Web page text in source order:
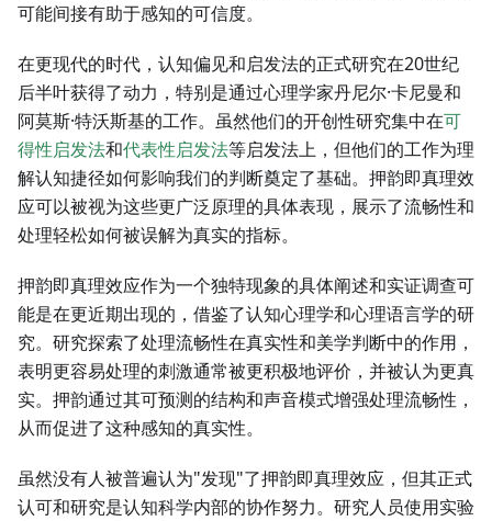
可能间接有助于感知的可信度。
在更现代的时代，认知偏见和启发法的正式研究在20世纪
后半叶获得了动力，特别是通过心理学家丹尼尔·卡尼曼和
阿莫斯·特沃斯基的工作。虽然他们的开创性研究集中在可
得性启发法和代表性启发法等启发法上，但他们的工作为理
解认知捷径如何影响我们的判断奠定了基础。押韵即真理效
应可以被视为这些更广泛原理的具体表现，展示了流畅性和
处理轻松如何被误解为真实的指标。
押韵即真理效应作为一个独特现象的具体阐述和实证调查可
能是在更近期出现的，借鉴了认知心理学和心理语言学的研
究。研究探索了处理流畅性在真实性和美学判断中的作用，
表明更容易处理的刺激通常被更积极地评价，并被认为更真
实。押韵通过其可预测的结构和声音模式增强处理流畅性，
从而促进了这种感知的真实性。
虽然没有人被普遍认为"发现"了押韵即真理效应，但其正式
认可和研究是认知科学内部的协作努力。研究人员使用实验